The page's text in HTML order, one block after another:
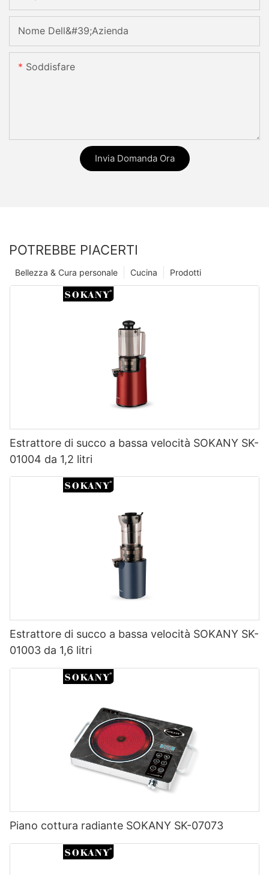
Nome Dell&#39;azienda
Soddisfare
Invia Domanda Ora
POTREBBE PIACERTI
Prodotti
Cucina
Bellezza & Cura personale
Estrattore di succo a bassa velocità SOKANY SK-
01004 da 1,2 litri
Estrattore di succo a bassa velocità SOKANY SK-
01003 da 1,6 litri
Piano cottura radiante SOKANY SK-07073